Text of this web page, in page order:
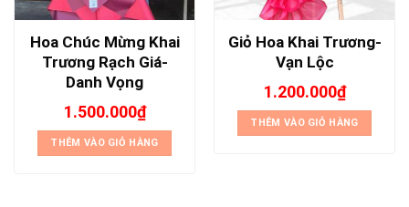
Hoa Chúc Mừng Khai
Trương Rạch Giá-
Danh Vọng
1.500.000₫
THÊM VÀO GIỎ HÀNG
Giỏ Hoa Khai Trương-
Vạn Lộc
1.200.000₫
THÊM VÀO GIỎ HÀNG